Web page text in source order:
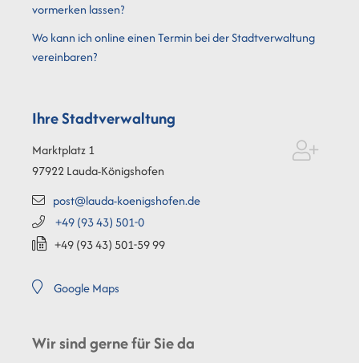
vormerken lassen?
Wo kann ich online einen Termin bei der Stadtverwaltung
vereinbaren?
Ihre Stadtverwaltung
Marktplatz 1
97922Lauda-Königshofen
post@lauda-koenigshofen.de
+49 (9343) 501-0
+49 (9343) 501-5999
Google Maps
Wir sind gerne für Sie da